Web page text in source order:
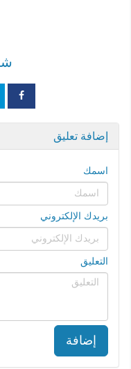
إضافة تعليق
اسمك
بريدك الإلكتروني
التعليق
إضافة